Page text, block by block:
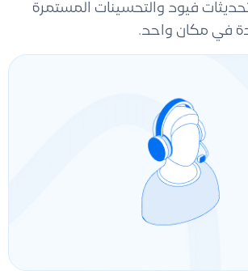
فيود والتحسينات المستمرة
في مكان واحد.